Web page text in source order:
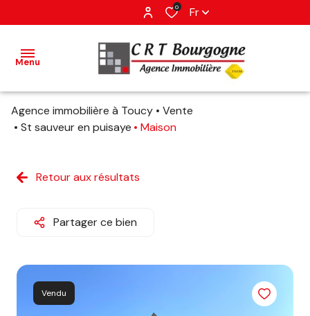
0 Fr
Menu
accueil
contact
Agence immobilière à Toucy
Vente
St sauveur en puisaye
Maison
Retour aux résultats
Partager ce bien
Vendu